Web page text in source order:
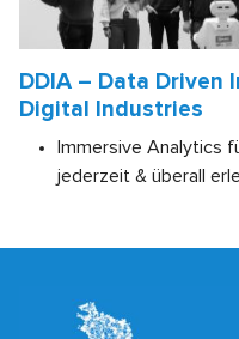
DDIA – Data Driven
Digital Industries
Immersive Analytics
jederzeit & überall